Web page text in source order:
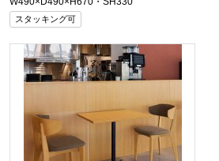
スタッキング可